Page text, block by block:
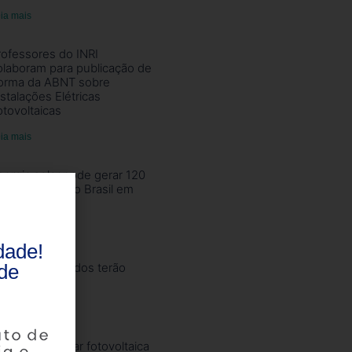
mais
do INRI
para publicação de
da ABNT sobre
Elétricas
mais
solar pode gerar 120
empregos no Brasil em
híbridos terão
da ABNT
solar fotovoltaica